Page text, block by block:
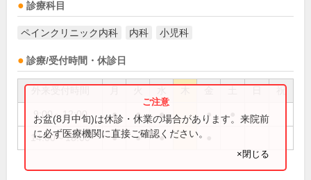
診療科目
ペインクリニック内科 内科 小児科
診療/受付時間・休診日
祝
9:00～12:00 ● ● ● ●
14:00～18:00 ● ● ●
お盆(8月中旬)は休診・休業の場合があります。来院前
に必ず医療機関に直接ご確認ください。
×閉じる